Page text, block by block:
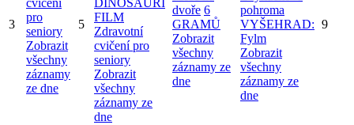
3
cvičení
pro
seniory
Zobrazit
všechny
záznamy
ze dne
5
DINOSAUŘÍ
FILM
Zdravotní
cvičení pro
seniory
Zobrazit
všechny
záznamy ze
dne
dvoře 6
GRAMŮ
Zobrazit
všechny
záznamy ze
dne
pohroma
VYŠEHRAD:
Fylm
Zobrazit
všechny
záznamy ze
dne
9